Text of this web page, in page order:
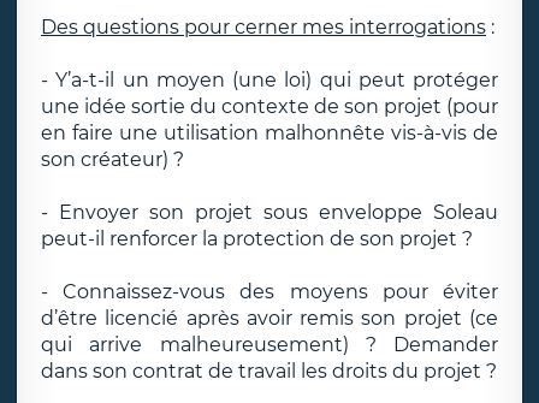
Des questions pour cerner mes interrogations :
- Y’a-t-il un moyen (une loi) qui peut protéger
une idée sortie du contexte de son projet (pour
en faire une utilisation malhonnête vis-à-vis de
son créateur) ?
- Envoyer son projet sous enveloppe Soleau
peut-il renforcer la protection de son projet ?
- Connaissez-vous des moyens pour éviter
d’être licencié après avoir remis son projet (ce
qui arrive malheureusement) ? Demander
dans son contrat de travail les droits du projet ?